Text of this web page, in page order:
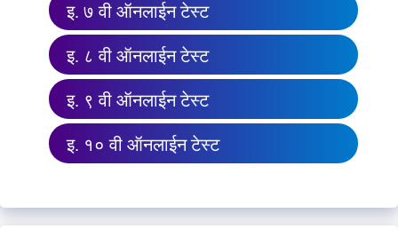
इ. ७ वी ऑनलाईन टेस्ट
इ. ८ वी ऑनलाईन टेस्ट
इ. ९ वी ऑनलाईन टेस्ट
इ. १० वी ऑनलाईन टेस्ट